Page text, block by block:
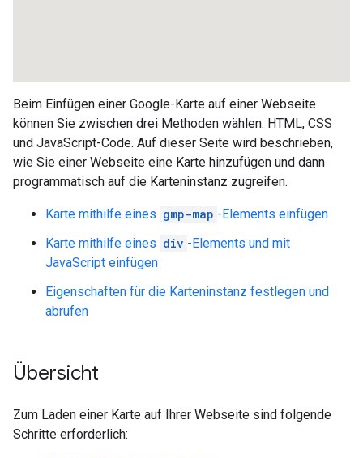
Beim Einfügen einer Google-Karte auf einer Webseite
können Sie zwischen drei Methoden wählen: HTML, CSS
und JavaScript-Code. Auf dieser Seite wird beschrieben,
wie Sie einer Webseite eine Karte hinzufügen und dann
programmatisch auf die Karteninstanz zugreifen.
Karte mithilfe eines gmp-map -Elements einfügen
Karte mithilfe eines div -Elements und mit
JavaScript einfügen
Eigenschaften für die Karteninstanz festlegen und
abrufen
Übersicht
Zum Laden einer Karte auf Ihrer Webseite sind folgende
Schritte erforderlich: